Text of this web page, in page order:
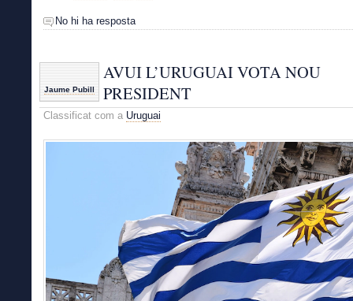
No hi ha resposta
Jaume Pubill
AVUI L’URUGUAI VOTA NOU
PRESIDENT
Classificat com a Uruguai